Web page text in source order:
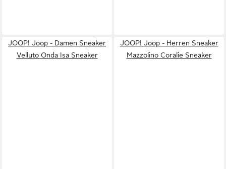
JOOP! Joop - Damen Sneaker
Velluto Onda Isa Sneaker
JOOP! Joop - Herren Sneaker
Mazzolino Coralie Sneaker